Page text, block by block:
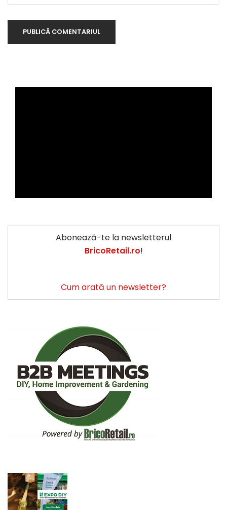
Abonează-te la newsletterul
BricoRetail.ro!
Cum arată un newsletter?